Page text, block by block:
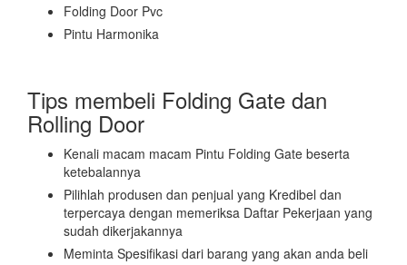
Folding Door Pvc
Pintu Harmonika
Tips membeli Folding Gate dan
Rolling Door
Kenali macam macam Pintu Folding Gate beserta
ketebalannya
Pilihlah produsen dan penjual yang Kredibel dan
terpercaya dengan memeriksa Daftar Pekerjaan yang
sudah dikerjakannya
Meminta Spesifikasi dari barang yang akan anda beli